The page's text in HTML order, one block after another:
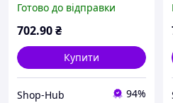
накидка для прогулянок
чорний 42-48 арт. 873451
Готово до відправки
702.90₴
Купити
Shop-Hub 94%